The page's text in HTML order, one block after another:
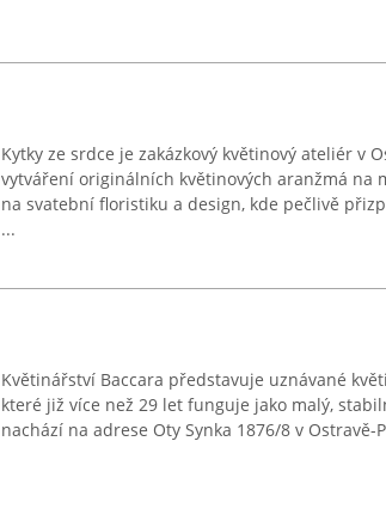
Kytky ze srdce je zakázkový květinový ateliér v
vytváření originálních květinových aranžmá na
na svatební floristiku a design, kde pečlivě
...
Květinářství Baccara představuje uznávané
které již více než 29 let funguje jako malý,
nachází na adrese Oty Synka 1876/8 v